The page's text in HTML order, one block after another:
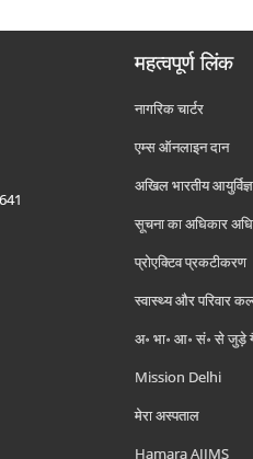
महत्वपूर्ण लिंक
नागरिक चार्टर
एम्स ऑनलाइन दान
अखिल भारतीय
सूचना का अधिकार
प्रोएक्टिव प्रकटीकरण
स्वास्थ्य और परिवार
अ॰ भा॰ आ॰ सं॰ से जुड़े
Mission Delhi
मेरा अस्पताल
Hamara AIIMS